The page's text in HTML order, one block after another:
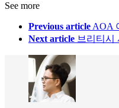
See more
Previous article AOA
Next article 브리티시